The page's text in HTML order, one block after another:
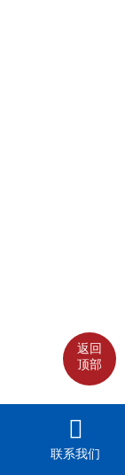
联系我们
返回
顶部